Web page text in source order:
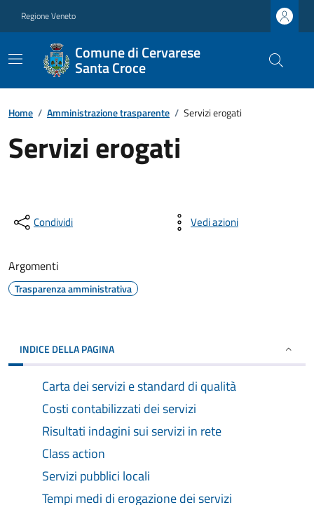
Regione Veneto
Comune di Cervarese
Santa Croce
Home / Amministrazione trasparente / Servizi erogati
Servizi erogati
Condividi Vedi azioni
Argomenti
Trasparenza amministrativa
INDICE DELLA PAGINA
Carta dei servizi e standard di qualità
Costi contabilizzati dei servizi
Risultati indagini sui servizi in rete
Class action
Servizi pubblici locali
Tempi medi di erogazione dei servizi